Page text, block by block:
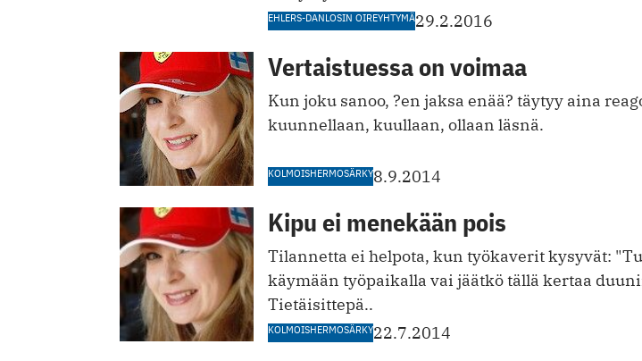
EHLERS-DANLOSIN OIREYHTYMÄ29.2.2016
Vertaistuessa on voimaa
Kun joku sanoo, ?en jaksa enää? täytyy aina
kuunnellaan, kuullaan, ollaan läsnä.
KOLMOISHERMOSÄRKY8.9.2014
Kipu ei menekään pois
Tilannetta ei helpota, kun työkaverit kysyvät:
käymään työpaikalla vai jäätkö tällä kertaa
Tietäisittepä..
KOLMOISHERMOSÄRKY22.7.2014